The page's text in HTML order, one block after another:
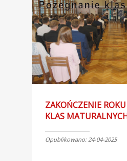
ZAKOŃCZENIE
KLAS
Opublikowano: 24-04-2025